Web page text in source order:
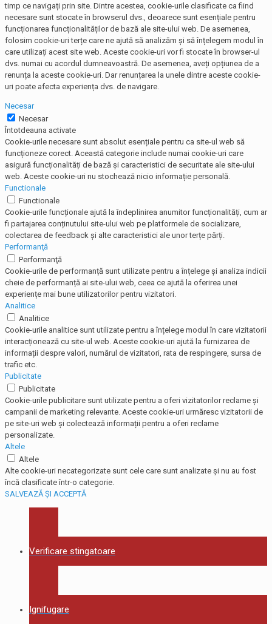
timp ce navigați prin site. Dintre acestea, cookie-urile clasificate ca fiind
necesare sunt stocate în browserul dvs., deoarece sunt esențiale pentru
funcționarea funcționalităților de bază ale site-ului web. De asemenea,
folosim cookie-uri terțe care ne ajută să analizăm și să înțelegem modul în
care utilizați acest site web. Aceste cookie-uri vor fi stocate în browser-ul
dvs. numai cu acordul dumneavoastră. De asemenea, aveți opțiunea de a
renunța la aceste cookie-uri. Dar renunțarea la unele dintre aceste cookie-
uri poate afecta experiența dvs. de navigare.
Necesar
Necesar
Întotdeauna activate
Cookie-urile necesare sunt absolut esențiale pentru ca site-ul web să
funcționeze corect. Această categorie include numai cookie-uri care
asigură funcționalități de bază și caracteristici de securitate ale site-ului
web. Aceste cookie-uri nu stochează nicio informație personală.
Functionale
Functionale
Cookie-urile funcționale ajută la îndeplinirea anumitor funcționalități, cum ar
fi partajarea conținutului site-ului web pe platformele de socializare,
colectarea de feedback și alte caracteristici ale unor terțe părți.
Performanţă
Performanţă
Cookie-urile de performanță sunt utilizate pentru a înțelege și analiza indicii
cheie de performanță ai site-ului web, ceea ce ajută la oferirea unei
experiențe mai bune utilizatorilor pentru vizitatori.
Analitice
Analitice
Cookie-urile analitice sunt utilizate pentru a înțelege modul în care vizitatorii
interacționează cu site-ul web. Aceste cookie-uri ajută la furnizarea de
informații despre valori, numărul de vizitatori, rata de respingere, sursa de
trafic etc.
Publicitate
Publicitate
Cookie-urile publicitare sunt utilizate pentru a oferi vizitatorilor reclame și
campanii de marketing relevante. Aceste cookie-uri urmăresc vizitatorii de
pe site-uri web și colectează informații pentru a oferi reclame
personalizate.
Altele
Altele
Alte cookie-uri necategorizate sunt cele care sunt analizate și nu au fost
încă clasificate într-o categorie.
SALVEAZĂ ȘI ACCEPTĂ
Verificare stingatoare
Ignifugare